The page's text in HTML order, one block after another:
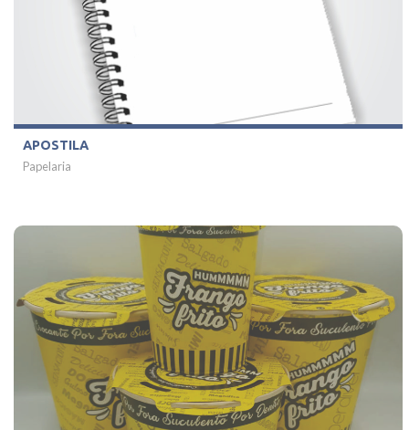
APOSTILA
Papelaria